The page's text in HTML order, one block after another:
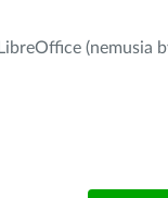
(nemusia